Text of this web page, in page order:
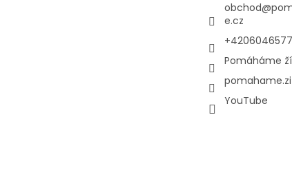
obchod@
e.cz
Pomáháme
YouTube